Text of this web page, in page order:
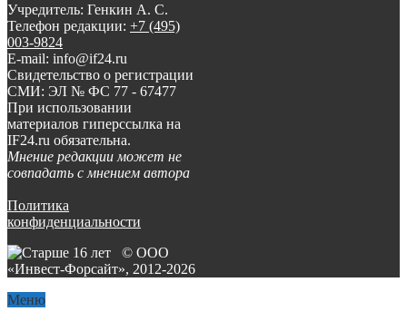
Учредитель: Генкин А. С.
Телефон редакции: +7 (495)
003-9824
E-mail: info@if24.ru
Свидетельство о регистрации
СМИ: ЭЛ № ФС 77 - 67477
При использовании
материалов гиперссылка на
IF24.ru обязательна.
Мнение редакции может не
совпадать с мнением автора
Политика
конфиденциальности
© ООО
«Инвест-Форсайт», 2012-2026
Меню